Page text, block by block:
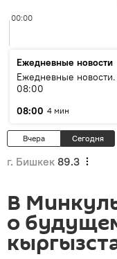
00:00
Ежедневные новости
Ежедневные
08:00
08:00 4 мин
Вчера Сегодня
г. Бишкек 89.3
В
о